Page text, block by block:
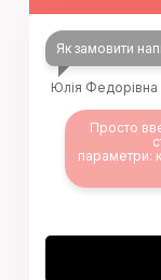
Як замовити
Юлія Федорівна
Просто
параметри: